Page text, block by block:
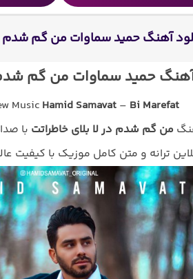
آهنگ حمید سماوات من گم شدم
حمید سماوات من گم شدم
Music Hamid Samavat – Bi Marefat
من گم شدم در لا بلای خاطراتت با
ترانه و متن کامل موزیک با کیفیت عالی 320